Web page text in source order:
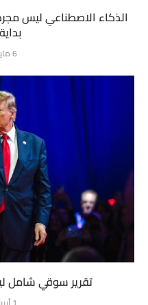
الذكاء الاصطناعي ليس
6 مايو، 2026
تقرير سوقي شامل ليوم